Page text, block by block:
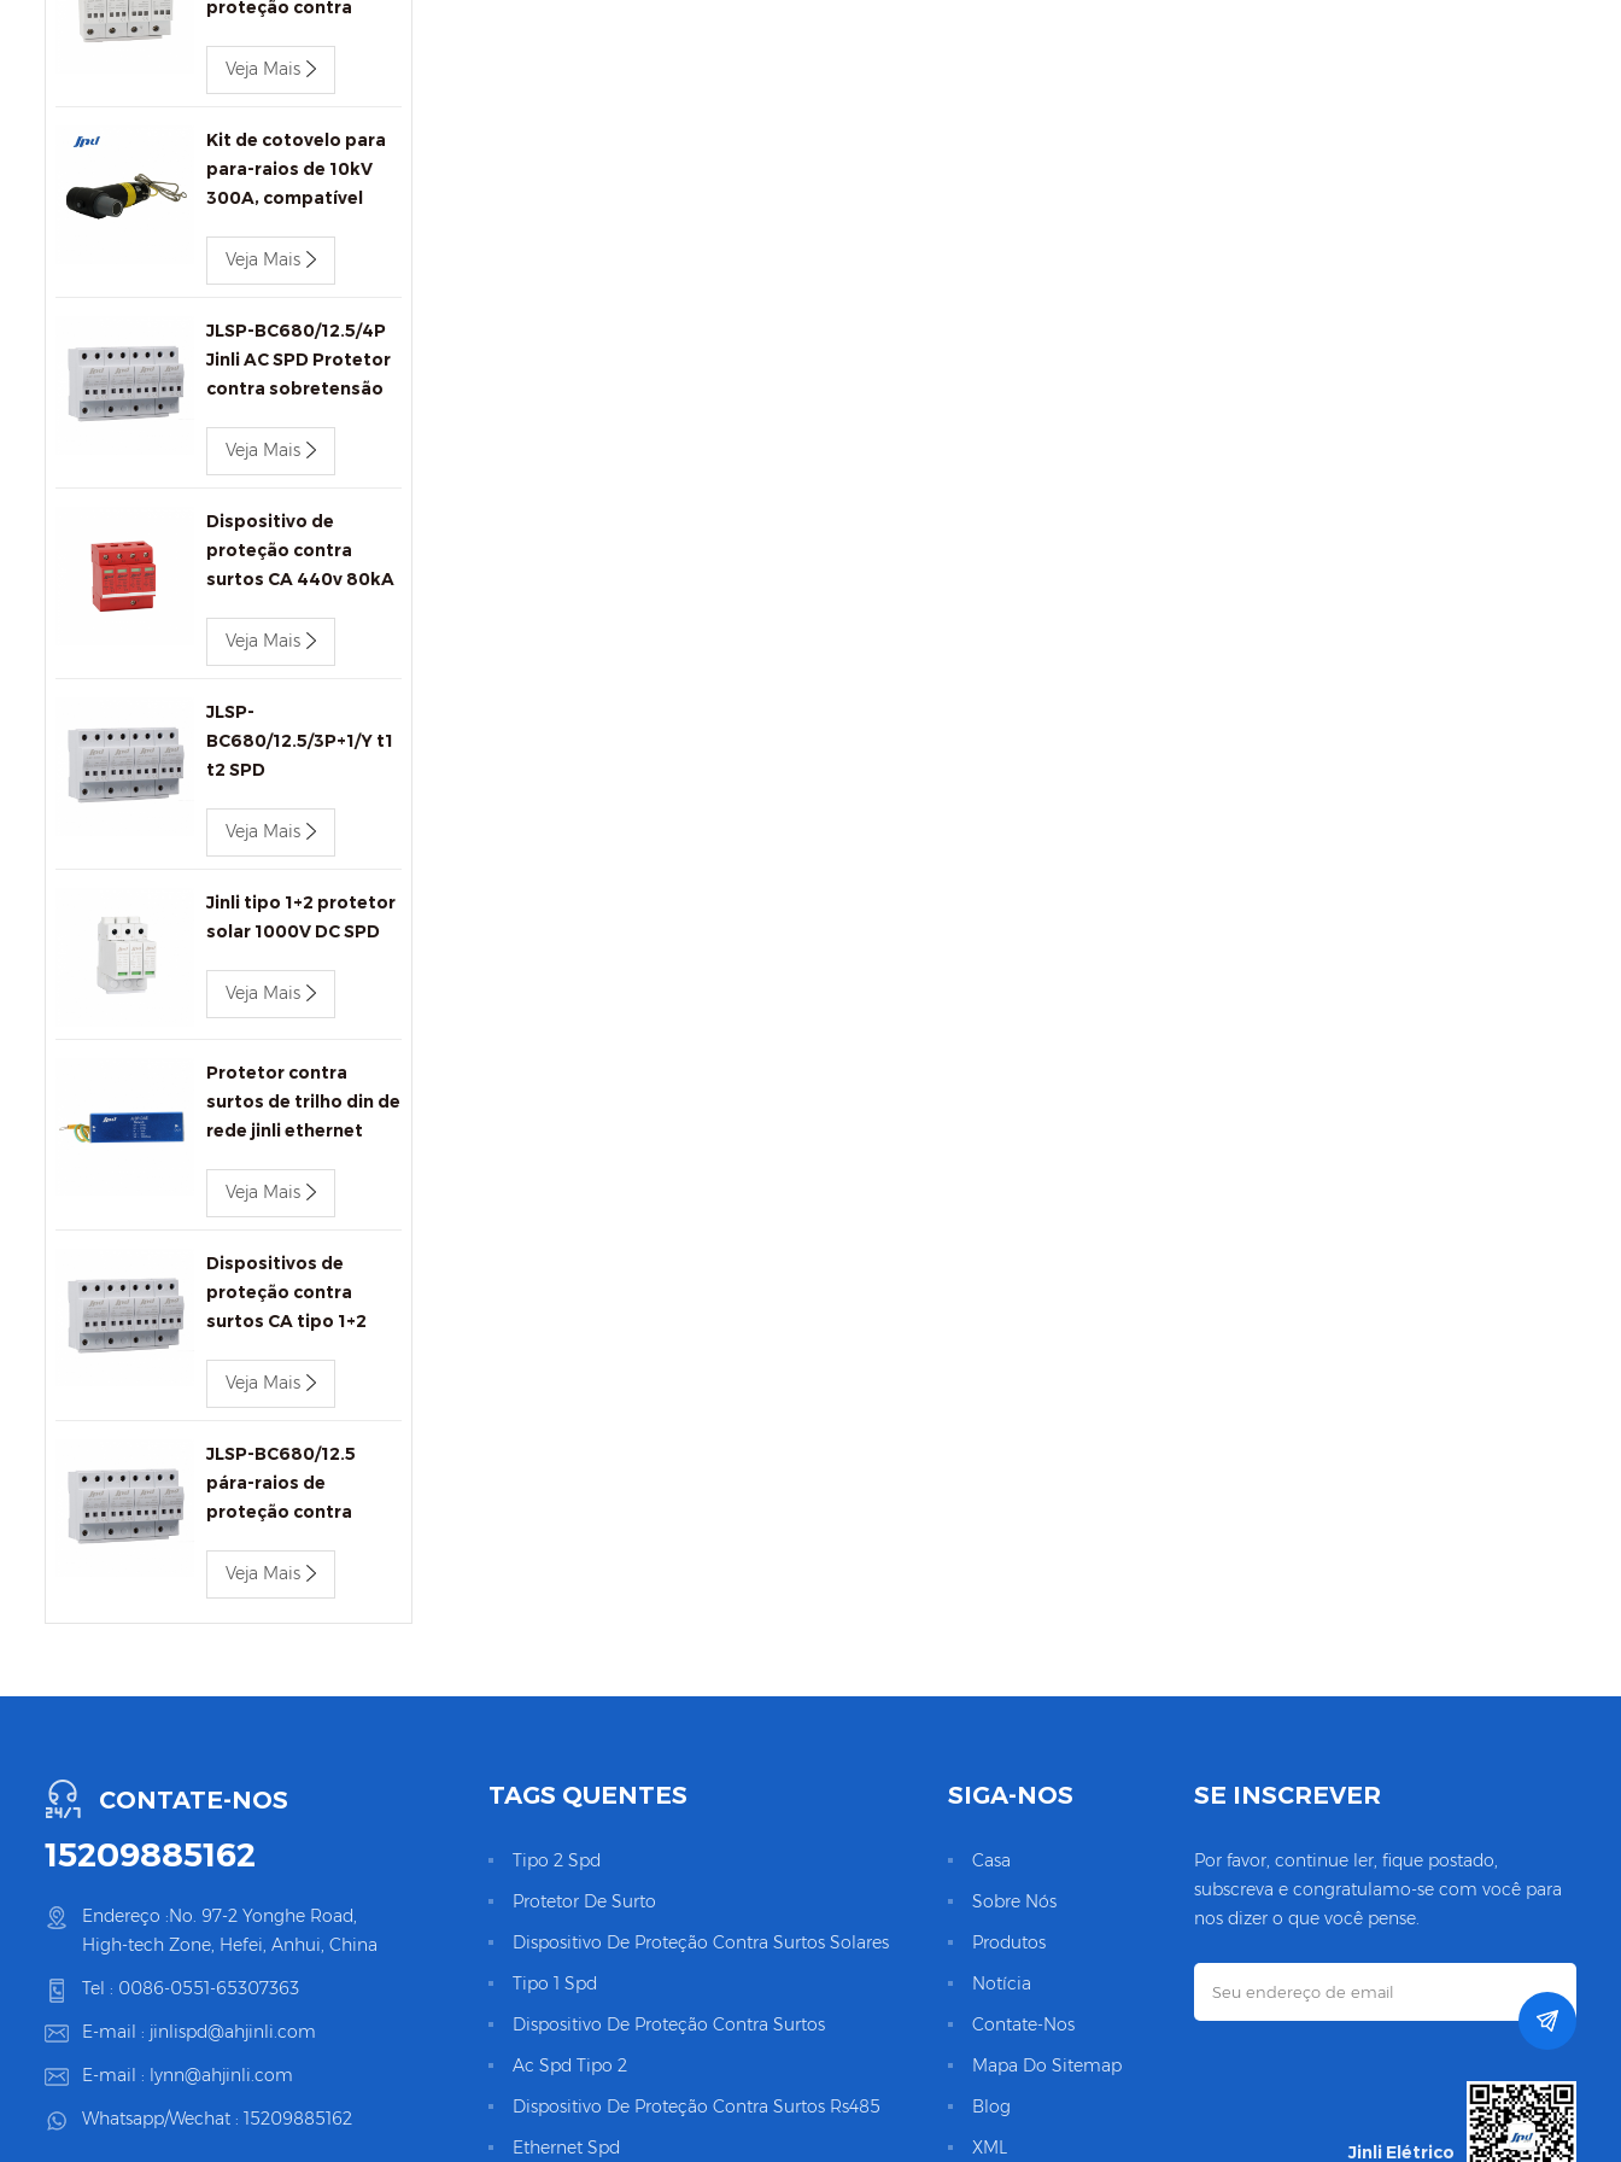
proteção contra
alternada 400V 80kA
com sinalização
Veja Mais
Kit de cotovelo para
para-raios de 10kV
300A, compatível
conectores de
transformadores.
Veja Mais
JLSP-BC680/12.5/4P
Jinli AC SPD Protetor
contra sobretensão
Veja Mais
Dispositivo de
proteção contra
surtos CA 440v 80kA
GA440/80/4P
Veja Mais
JLSP-
BC680/12.5/3P+1/Y t1
t2 SPD
Veja Mais
Jinli tipo 1+2 protetor
solar 1000V DC SPD
Veja Mais
Protetor contra
surtos de trilho din de
rede jinli ethernet
Veja Mais
Dispositivos de
proteção contra
surtos CA tipo 1+2
Veja Mais
JLSP-BC680/12.5
pára-raios de
proteção contra
Veja Mais
SE INSCREVER
Por favor, continue ler, fique postado,
subscreva e congratulamo-se com você para
nos dizer o que você pense.
Jinli Elétrico
CONTATE-NOS
15209885162
Endereço :No. 97-2 Yonghe Road,
High-tech Zone, Hefei, Anhui, China
Tel : 0086-0551-65307363
E-mail : jinlispd@ahjinli.com
E-mail : lynn@ahjinli.com
Whatsapp/Wechat : 15209885162
TAGS QUENTES
Tipo 2 Spd
Protetor De Surto
Dispositivo De Proteção Contra Surtos Solares
Tipo 1 Spd
Dispositivo De Proteção Contra Surtos
Ac Spd Tipo 2
Dispositivo De Proteção Contra Surtos Rs485
Ethernet Spd
SIGA-NOS
Casa
Sobre Nós
Produtos
Notícia
Contate-Nos
Mapa Do Sitemap
Blog
XML